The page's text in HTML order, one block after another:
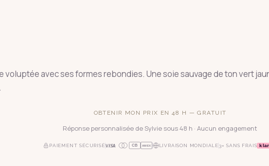
voluptée avec ses formes rebondies. Une soie sauvage de ton vert
OBTENIR MON PRIX EN 48 H — GRATUIT
Réponse personnalisée de Sylvie sous 48 h · Aucun engagement
PAIEMENT SÉCURISÉ CB AMEX LIVRAISON MONDIALE 3× SANS FRAIS